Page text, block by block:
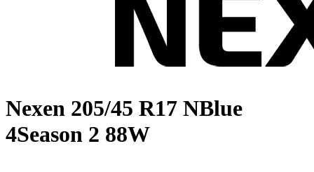
Nexen 205/45 R17 NBlue
4Season 2 88W